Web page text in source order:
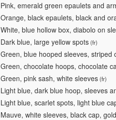
Pink, emerald green epaulets and
Orange, black epaulets, black and
White, blue hollow box, diabolo on
Dark blue, large yellow spots(fr)
Green, blue hooped sleeves, striped
Green, chocolate hoops, chocolate
Green, pink sash, white sleeves(fr)
Light blue, dark blue hoop, sleeves
Light blue, scarlet spots, light blue
Mauve, white sleeves, black cap,